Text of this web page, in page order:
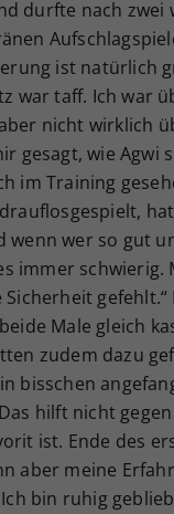
durfte nach zwei
ist natürlich
war taff. Ich war
nicht wirklich
gesagt, wie Agwi
im Training
wenn wer so gut
immer schwierig.
Sicherheit
Male gleich
zudem dazu
bisschen
hilft nicht
ist. Ende des
aber meine
bin ruhig